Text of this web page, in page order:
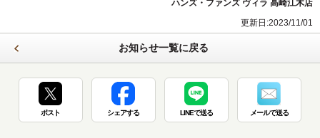
ハンズ・ファンズ ヴィラ 高崎江木店
更新日:2023/11/01
お知らせ一覧に戻る
ポスト シェアする LINEで送る メールで送る